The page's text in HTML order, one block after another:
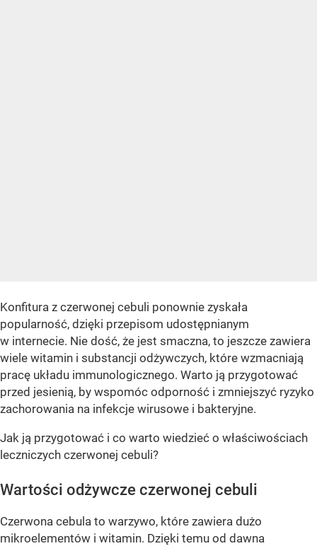
Konfitura z czerwonej cebuli ponownie zyskała
popularność, dzięki przepisom udostępnianym
w internecie. Nie dość, że jest smaczna, to jeszcze zawiera
wiele witamin i substancji odżywczych, które wzmacniają
pracę układu immunologicznego. Warto ją przygotować
przed jesienią, by wspomóc odporność i zmniejszyć ryzyko
zachorowania na infekcje wirusowe i bakteryjne.
Jak ją przygotować i co warto wiedzieć o właściwościach
leczniczych czerwonej cebuli?
Wartości odżywcze czerwonej cebuli
Czerwona cebula to warzywo, które zawiera dużo
mikroelementów i witamin. Dzięki temu od dawna